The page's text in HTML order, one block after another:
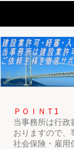
ＰＯＩＮＴ1
当事務所は行政
おりますので、
社会保険・雇用